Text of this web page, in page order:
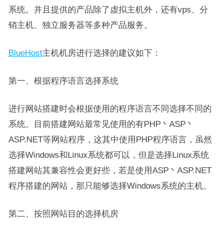
系统。并且提供的产品除了虚拟主机外，还有vps、分
销主机、独立服务器等多种产品服务。
BlueHost主机机房进行选择的建议如下：
第一、根据程序语言选择系统
进行网站搭建时会根据使用的程序语言不同选择不同的
系统。目前搭建网站最常见使用的有PHP丶ASP丶
ASP.NET等网站程序，这其中使用PHP程序语言，虽然
选择Windows和Linux系统都可以，但是选择Linux系统
搭建网站其兼容性会更好些，若是使用ASP丶ASP.NET
程序搭建的网站，那只能够选择Windows系统的主机。
第二、按照网站目的选择机房